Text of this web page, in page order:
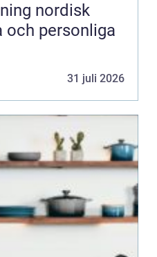
och personliga
31 juli 2026